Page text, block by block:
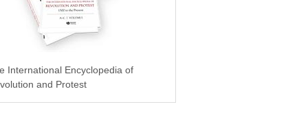
International Encyclopedia of
and Protest